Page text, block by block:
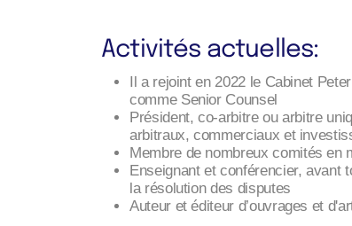
Activités actuelles:
Il a rejoint en 2022 le Cabinet
comme Senior Counsel
Président, co-arbitre ou arbitre
arbitraux, commerciaux et
Membre de nombreux comités en
Enseignant et conférencier, avant
la résolution des disputes
Auteur et éditeur d’ouvrages et